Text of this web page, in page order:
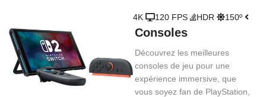
4K 120 FPS HDR 150º
Consoles
Découvrez les meilleures
consoles de jeu pour une
expérience immersive, que
vous soyez fan de PlayStation,